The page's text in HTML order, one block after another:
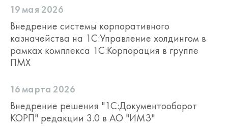
Подробнее:
"1С:Аналитика" - BI-система,
помогающая работать с
аналитическими данными и отлично
подробнее:
"1С:Корпоративный
19 мая 2026
Внедрение системы корпоративного
казначейства на 1С:Управление холдингом в
рамках комплекса 1С:Корпорация в группе
ПМХ
16 марта 2026
Внедрение решения "1С:Документооборот
КОРП" редакции 3.0 в АО "ИМЗ"